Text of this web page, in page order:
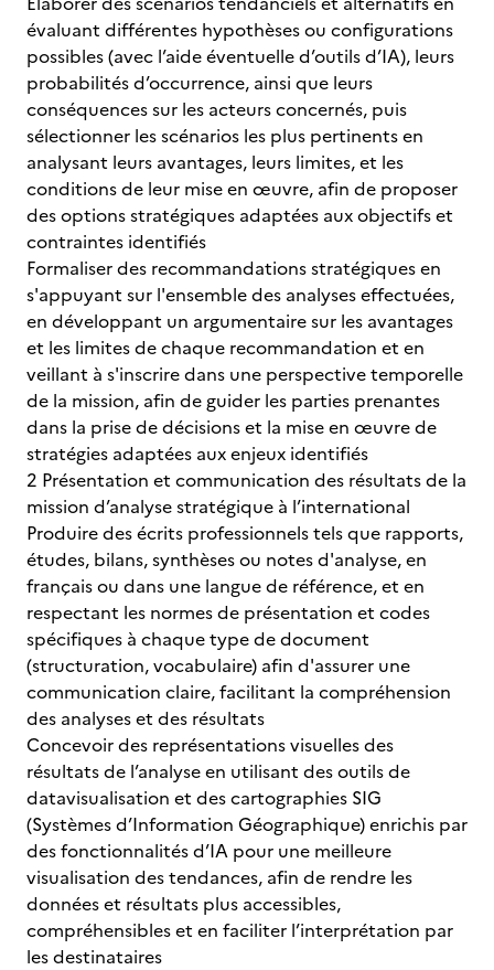
évaluant différentes hypothèses ou configurations
possibles (avec l’aide éventuelle d’outils d’IA), leurs
probabilités d’occurrence, ainsi que leurs
conséquences sur les acteurs concernés, puis
sélectionner les scénarios les plus pertinents en
analysant leurs avantages, leurs limites, et les
conditions de leur mise en œuvre, afin de proposer
des options stratégiques adaptées aux objectifs et
contraintes identifiés
Formaliser des recommandations stratégiques en
s'appuyant sur l'ensemble des analyses effectuées,
en développant un argumentaire sur les avantages
et les limites de chaque recommandation et en
veillant à s'inscrire dans une perspective temporelle
de la mission, afin de guider les parties prenantes
dans la prise de décisions et la mise en œuvre de
stratégies adaptées aux enjeux identifiés
2 Présentation et communication des résultats de la
mission d’analyse stratégique à l’international
Produire des écrits professionnels tels que rapports,
études, bilans, synthèses ou notes d'analyse, en
français ou dans une langue de référence, et en
respectant les normes de présentation et codes
spécifiques à chaque type de document
(structuration, vocabulaire) afin d'assurer une
communication claire, facilitant la compréhension
des analyses et des résultats
Concevoir des représentations visuelles des
résultats de l’analyse en utilisant des outils de
datavisualisation et des cartographies SIG
(Systèmes d’Information Géographique) enrichis par
des fonctionnalités d’IA pour une meilleure
visualisation des tendances, afin de rendre les
données et résultats plus accessibles,
compréhensibles et en faciliter l’interprétation par
les destinataires